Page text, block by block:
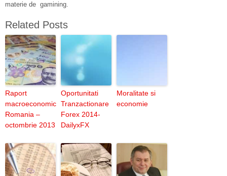
materie de gamining.
Related Posts
Raport
macroeconomic
Romania –
octombrie 2013
Oportunitati
Tranzactionare
Forex 2014-
DailyxFX
Moralitate si
economie